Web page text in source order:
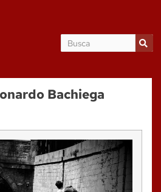
Bachiega